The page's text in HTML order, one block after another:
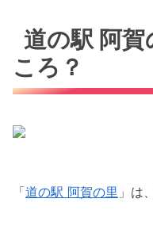
道の駅 阿
ころ？
「道の駅 阿賀の里 」は